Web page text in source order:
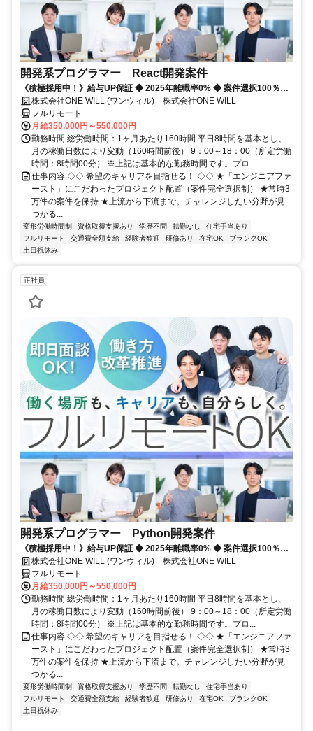
開発系プログラマー React開発案件
《積極採用中！》給与UP保証 ◆ 2025年離職率0% ◆ 案件選択100％！
◆ 平均残業7時間！
株式会社ONE WILL (ワンウィル) 株式会社ONE WILL
フルリモート
月給350,000円～550,000円
勤務時間 総労働時間：1ヶ月あたり160時間 平日8時間を基本とし、
月の稼働日数により変動（160時間前後） 9：00～18：00（所定労働
時間：8時間00分） ※上記は基本的な勤務時間です。プロ...
仕事内容 ◇◇ 希望のキャリアを目指せる！ ◇◇ ★「エンジニアファ
ースト」にこだわったプロジェクト配置（案件完全選択制） ★常時3
万件の案件を保持 ★上流から下流まで。チャレンジしたい分野が見
つかる...
変形労働時間制 資格取得支援あり 学歴不問 転勤なし
住宅手当あり
フルリモート
交通費全額支給 経験者歓迎 研修あり 在宅OK
ブランクOK
土日祝休み
正社員
開発系プログラマー Python開発案件
《積極採用中！》給与UP保証 ◆ 2025年離職率0% ◆ 案件選択100％！
◆ 平均残業7時間！
株式会社ONE WILL (ワンウィル) 株式会社ONE WILL
フルリモート
月給350,000円～550,000円
勤務時間 総労働時間：1ヶ月あたり160時間 平日8時間を基本とし、
月の稼働日数により変動（160時間前後） 9：00～18：00（所定労働
時間：8時間00分） ※上記は基本的な勤務時間です。プロ...
仕事内容 ◇◇ 希望のキャリアを目指せる！ ◇◇ ★「エンジニアファ
ースト」にこだわったプロジェクト配置（案件完全選択制） ★常時3
万件の案件を保持 ★上流から下流まで。チャレンジしたい分野が見
つかる...
変形労働時間制 資格取得支援あり 学歴不問 転勤なし
住宅手当あり
フルリモート
交通費全額支給 経験者歓迎 研修あり 在宅OK
ブランクOK
土日祝休み